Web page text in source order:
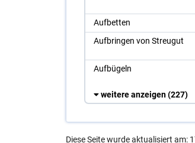
Auf­bet­ten
Auf­brin­gen von Streu­gut
Auf­bü­geln
weitere anzeigen(227)
Diese Seite wurde aktualisiert am: